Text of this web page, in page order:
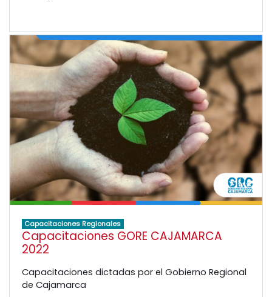
Capacitaciones Regionales
Capacitaciones GORE CAJAMARCA
2022
Capacitaciones dictadas por el Gobierno Regional
de Cajamarca